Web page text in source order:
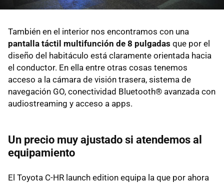
También en el interior nos encontramos con una
pantalla táctil multifunción de 8 pulgadas que por el
diseño del habitáculo está claramente orientada hacia
el conductor. En ella entre otras cosas tenemos
acceso a la cámara de visión trasera, sistema de
navegación GO, conectividad Bluetooth® avanzada con
audiostreaming y acceso a apps.
Un precio muy ajustado si atendemos al
equipamiento
El Toyota C-HR launch edition equipa la que por ahora